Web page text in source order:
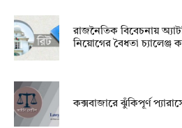
রাজনৈতিক বিবেচনায়
নিয়োগের বৈধতা চ্যালেঞ্জ
কক্সবাজারে ঝুঁকিপূর্ণ